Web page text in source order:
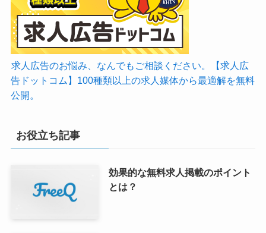
求人広告のお悩み、なんでもご相談ください。【求人広
告ドットコム】100種類以上の求人媒体から最適解を無料
公開。
お役立ち記事
効果的な無料求人掲載のポイント
とは？